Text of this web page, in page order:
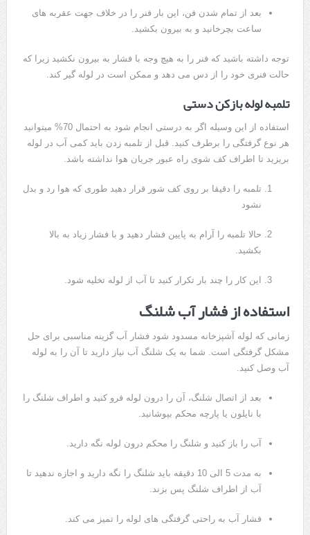
بعد از تمام شدن فن، این بار فنر را در خلاف جهت عقربه های
ساعت بچرخانید و به بیرون بکشید.
توجه داشته باشید که فنر را به هیچ وجه با فشار به بیرون نکشید زیرا که
حالت فنری خود را از دس می دهد و ممکن است در لوله گیر کند.
تلمبه لوله بازکن دستی
استفاده از این وسیله اگر به درستی انجام شود به احتمال 70% میتوانید
هر نوع گرفتگی را برطرف کنید. قبل از تلمبه زدن باید کمی آب در لوله
بریزید تا اطراف کف شوی راه عبور جریان هوا نداشته باشد.
تلمبه را دقیقا بر روی کف شور قرار دهید طوری که هوا رد و بدل
نشود
حالا تلمبه را آرام به پایین فشار دهید و با فشار زیاد به بالا
بکشید.
این کار را چند بار تکرار کنید تا آب از لوله تخلیه شود.
استفاده از فشار آب شلنگ
زمانی که لوله آشپزخانه مسدود شود فشار آب گزینه مناسبی برای حل
مشکل گرفتگی است. شما به یک شلنگ آب نیاز دارید تا آن را به لوله
آب وصل کنید.
بعد از اتصال شلنگ، آن را درون لوله فرو کنید و اطراف شلنگ را
با نایلون یا پارچه محکم بپوشانید.
آب را باز کنید و شلنگ را محکم درون لوله نگه دارید.
به مدت 5 الی 10 دقیقه باید شلنگ را نگه دارید و اجازه ندهید تا
آب از اطراف شلنگ پس بزند.
فشار آب به راحتی گرفتگی های لوله را تمیز می کند.